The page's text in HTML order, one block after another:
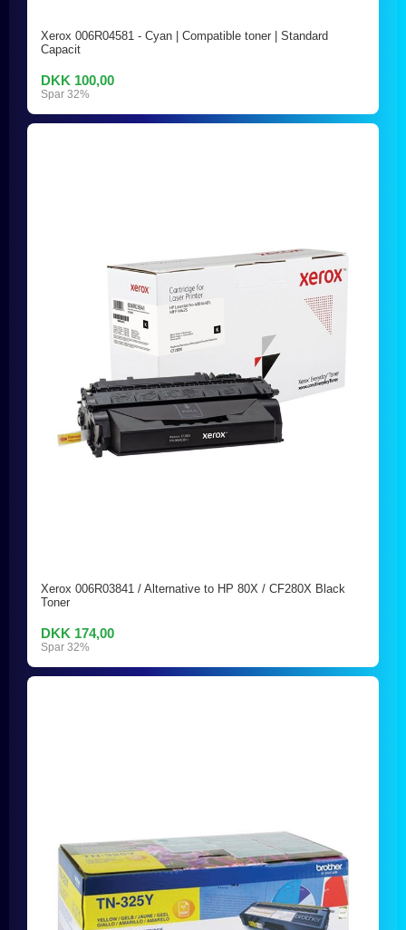
Xerox 006R04581 - Cyan | Compatible toner | Standard
Capacit
DKK 100,00
Spar 32%
Xerox 006R03841 / Alternative to HP 80X / CF280X Black
Toner
DKK 174,00
Spar 32%